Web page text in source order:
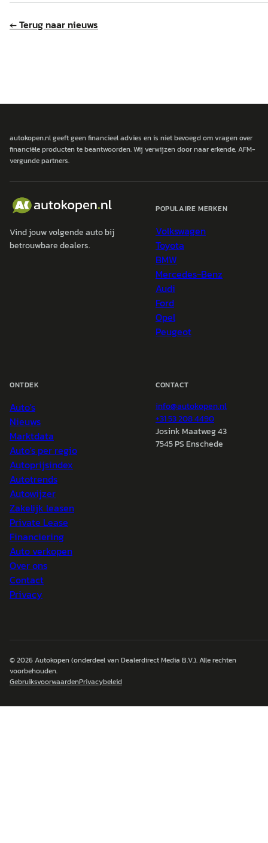
← Terug naar nieuws
autokopen.nl geeft geen financieel advies en is niet bevoegd om vragen over
financiële producten te beantwoorden. Wij verwijzen door naar erkende, AFM-
vergunde partners.
Vind jouw volgende auto bij
betrouwbare dealers.
POPULAIRE MERKEN
Volkswagen
Toyota
BMW
Mercedes-Benz
Audi
Ford
Opel
Peugeot
ONTDEK
Auto's
Nieuws
Marktdata
Auto's per regio
Autoprijsindex
Autotrends
Autowijzer
Zakelijk leasen
Private Lease
Financiering
Auto verkopen
Over ons
Contact
Privacy
CONTACT
info@autokopen.nl
+31 53 208 4490
Josink Maatweg 43
7545 PS Enschede
© 2026Autokopen(onderdeel van Dealerdirect Media B.V.). Alle rechten
voorbehouden.
GebruiksvoorwaardenPrivacybeleid